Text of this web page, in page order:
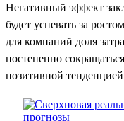
Негативный эффект
будет успевать за
для компаний доля
постепенно
позитивной